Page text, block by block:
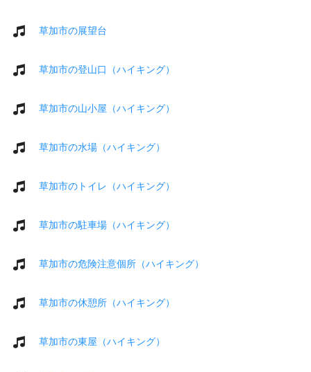
草加市の展望台
草加市の登山口（ハイキング）
草加市の山小屋（ハイキング）
草加市の水場（ハイキング）
草加市のトイレ（ハイキング）
草加市の駐車場（ハイキング）
草加市の危険注意個所（ハイキング）
草加市の休憩所（ハイキング）
草加市の東屋（ハイキング）